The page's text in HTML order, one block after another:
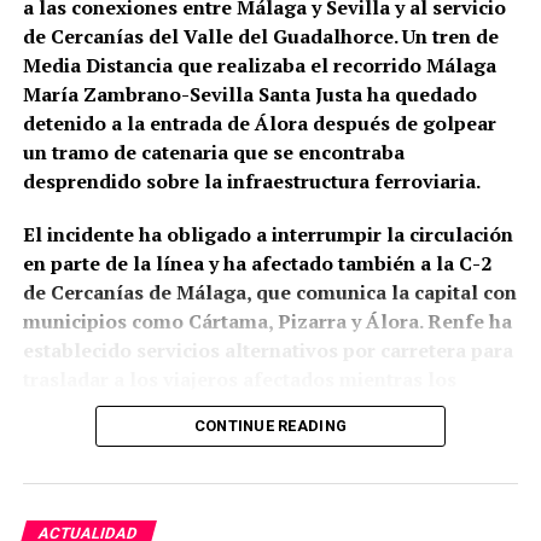
aquella transformación
José Tejada Martín, Pepe Marchena, fue uno de los
artistas que mejor representó aquel cambio de
escala. Su enorme popularidad durante las décadas
centrales del siglo XX estuvo vinculada a los
fandangos, los cantes libres y los cantes de ida y
personal de ornamentar la melodía que generó
seguidores, imitadores y también intensas
controversias entre los defensores de distintas
concepciones del flamenco. DeFlamenco recuerda
y los matices que introdujo en numerosos estilos.
las fronteras entre flamenco, canción popular,
a las conexiones entre Málaga y Sevilla y al servicio
de Cercanías del Valle del Guadalhorce. Un tren de
Media Distancia que realizaba el recorrido Málaga
María Zambrano-Sevilla Santa Justa ha quedado
detenido a la entrada de Álora después de golpear
un tramo de catenaria que se encontraba
desprendido sobre la infraestructura ferroviaria.
El incidente ha obligado a interrumpir la circulación
en parte de la línea y ha afectado también a la C-2
de Cercanías de Málaga, que comunica la capital con
municipios como Cártama, Pizarra y Álora. Renfe ha
establecido servicios alternativos por carretera para
equipos técnicos trabajan en la zona.
desprendimiento de la catenaria se habría
producido en un tramo donde se desarrollan obras
CONTINUE READING
ACTUALIDAD